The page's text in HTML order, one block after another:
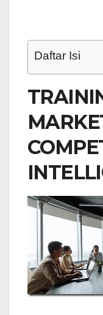
Daftar Isi